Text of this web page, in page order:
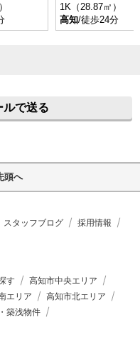
1K（28.87㎡）
高知/徒歩24分
ルで送る
頭へ
スタッフブログ
採用情報
す
高知市中央エリア
エリア
高知市北エリア
築浅物件